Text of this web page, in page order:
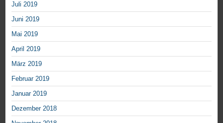
Juli 2019
Juni 2019
Mai 2019
April 2019
März 2019
Februar 2019
Januar 2019
Dezember 2018